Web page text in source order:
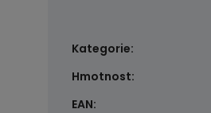
Kategorie:
Hmotnost:
EAN: